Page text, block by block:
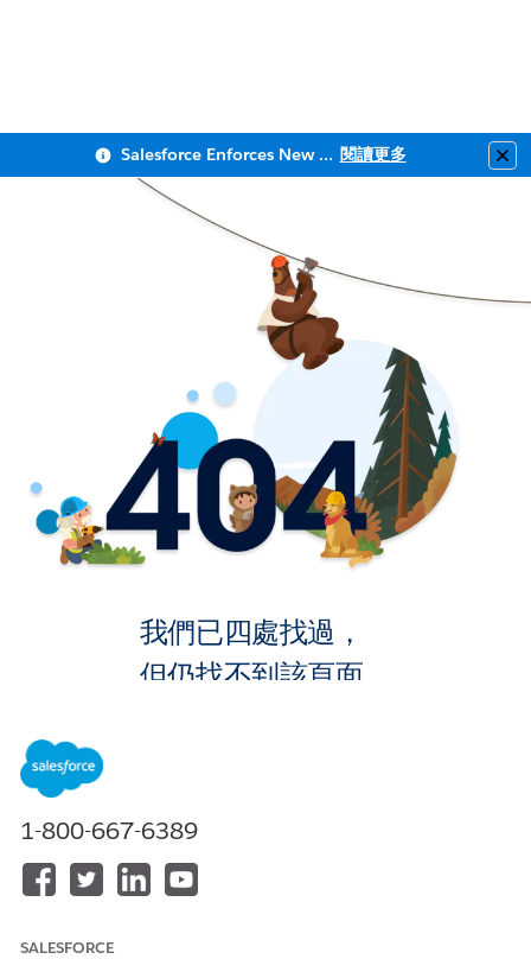
Salesforce Enforces New Security Requirements in Summer 2026 閱讀更多
我們已四處找過，
但仍找不到該頁面。
1-800-667-6389
SALESFORCE